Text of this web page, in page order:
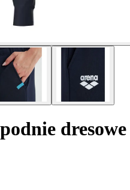
dresowe